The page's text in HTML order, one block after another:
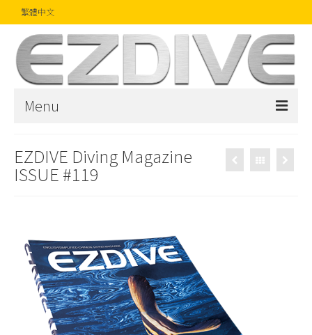
繁體中文
Menu
雜誌
攝影比賽
話題焦點
關於我們
EZDIVE Diving Magazine
ISSUE #119